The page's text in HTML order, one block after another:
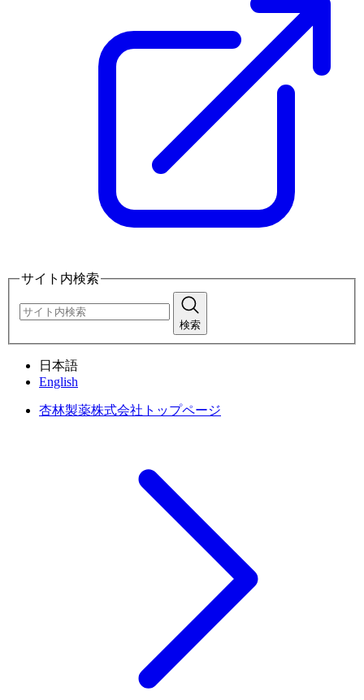
サイト内検索
検索
日本語
English
杏林製薬株式会社トップページ